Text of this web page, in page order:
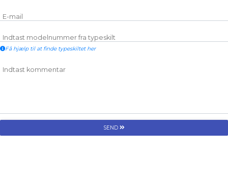
E-mail
Indtast modelnummer fra typeskilt
Få hjælp til at finde typeskiltet her
Indtast kommentar
SEND